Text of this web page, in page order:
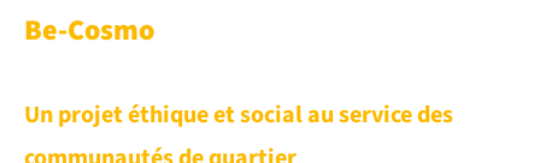
Be-Cosmo
Un projet éthique et social au service des